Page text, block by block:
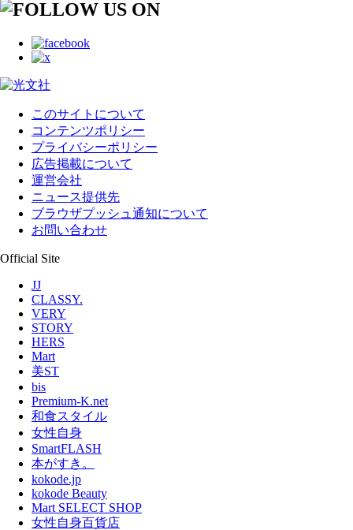
このサイトについて
コンテンツポリシー
プライバシーポリシー
広告掲載について
運営会社
ニュース提供先
ブラウザプッシュ通知について
お問い合わせ
Official Site
JJ
CLASSY.
VERY
STORY
HERS
Mart
美ST
bis
Premium-K.net
和食スタイル
女性自身
SmartFLASH
本がすき。
kokode.jp
kokode Beauty
Mart SELECT SHOP
女性自身百貨店